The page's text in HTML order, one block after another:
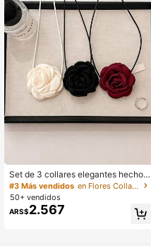
Set de 3 collares elegantes hechos
a mano con flores de camelias 3D,
gargantilla floral de tela
#3 Más vendidos
en Flores Collar y accesorios de mujer
50+ vendidos
ARS$2.567